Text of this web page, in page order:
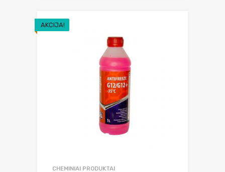
AKCIJA!
CHEMINIAI PRODUKTAI